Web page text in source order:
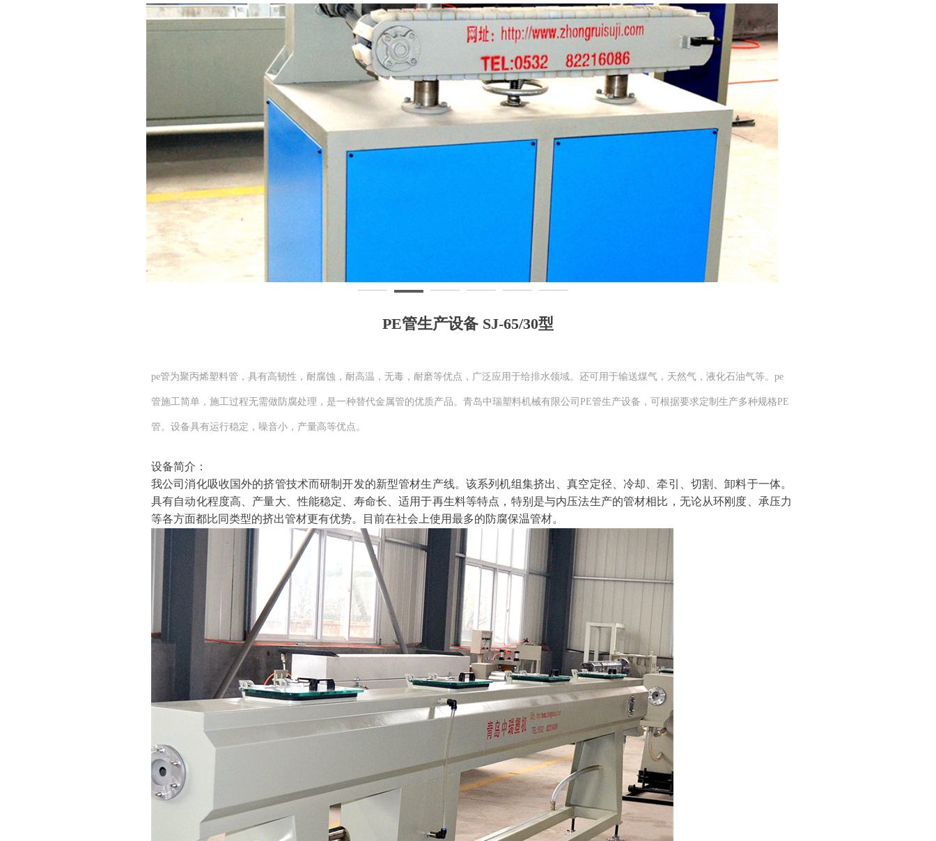
PE管生产设备 SJ-65/30型
pe管为聚丙烯塑料管，具有高韧性，耐腐蚀，耐高温，无毒，耐磨等优点，广泛应用于给排水领域。还可用于输送煤气，天然气，液化石油气等。pe
管施工简单，施工过程无需做防腐处理，是一种替代金属管的优质产品。青岛中瑞塑料机械有限公司PE管生产设备，可根据要求定制生产多种规格PE
管。设备具有运行稳定​，噪音小，产量高等优点。
设备简介：
我公司消化吸收国外的挤管技术而研制开发的新型管材生产线。该系列机组集挤出、真空定径、冷却、牵引、切割、卸料于一体。
具有自动化程度高、产量大、性能稳定、寿命长、适用于再生料等特点，特别是与内压法生产的管材相比，无论从环刚度、承压力
等各方面都比同类型的挤出管材更有优势。目前在社会上使用最多的防腐保温管材。